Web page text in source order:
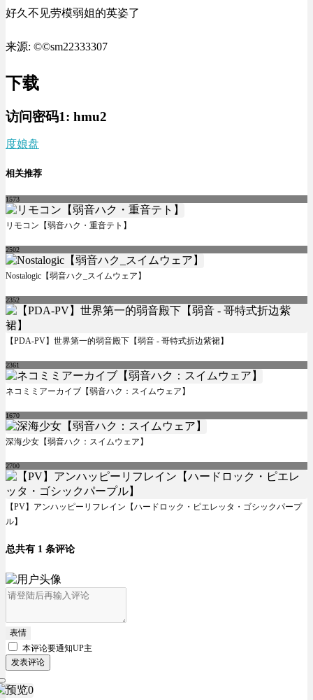
好久不见劳模弱姐的英姿了
来源: ©©sm22333307
下载
访问密码1: hmu2
度娘盘
相关推荐
1573
リモコン【弱音ハク・重音テト】
2502
Nostalogic【弱音ハク_スイムウェア】
2352
【PDA-PV】世界第一的弱音殿下【弱音 - 哥特式折边紫裙】
2361
ネコミミアーカイブ【弱音ハク：スイムウェア】
1670
深海少女【弱音ハク：スイムウェア】
2700
【PV】アンハッピーリフレイン【ハードロック・ピエレッタ・ゴシックパープ
ル】
总共有 1 条评论
表情
本评论要通知UP主
发表评论